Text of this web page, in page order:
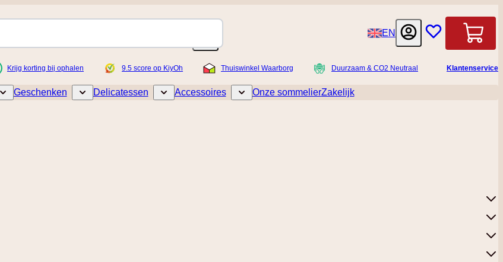
TaalEN
Krijg korting bij ophalen 9.5 score op KiyOh Thuiswinkel Waarborg Duurzaam & CO2 Neutraal Klantenservice
Toggle submenu for Wijnen
Geschenken Toggle submenu for Geschenken
Delicatessen Toggle submenu for Delicatessen
Accessoires Toggle submenu for Accessoires
Onze sommelierZakelijk